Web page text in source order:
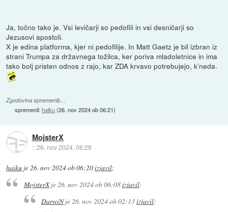
Ja, točno tako je. Vsi levičarji so pedofili in vsi desničarji so
Jezusovi apostoli.
X je edina platforma, kjer ni pedofilije. In Matt Gaetz je bil izbran iz
strani Trumpa za državnega tožilca, ker poriva mladoletnice in ima
tako bolj pristen odnos z rajo, kar ZDA krvavo potrebujejo, k'neda.
Zgodovina sprememb…
spremenil:haiku(26. nov 2024 ob 06:21)
MojsterX
::26. nov 2024, 06:28
haiku je26. nov 2024 ob 06:20izjavil:
MojsterXje26. nov 2024 ob 06:08izjavil:
DarwiNje26. nov 2024 ob 02:13izjavil: